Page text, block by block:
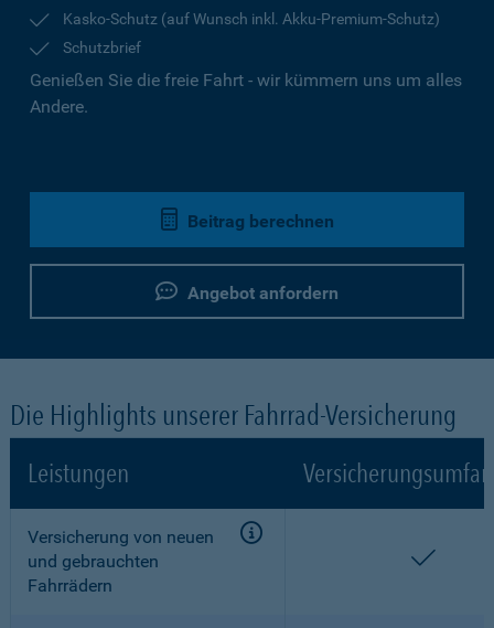
Kasko-Schutz (auf Wunsch inkl. Akku-Premium-Schutz)
Schutzbrief
Genießen Sie die freie Fahrt - wir kümmern uns um alles
Andere.
Beitrag berechnen
Angebot anfordern
Die Highlights unserer Fahrrad-Versicherung
Leistungen
Versicherung von neuen
und gebrauchten
Fahrrädern